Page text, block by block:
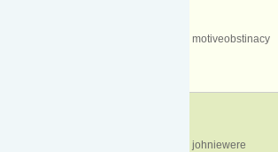
motiveobstinacy
johniewere